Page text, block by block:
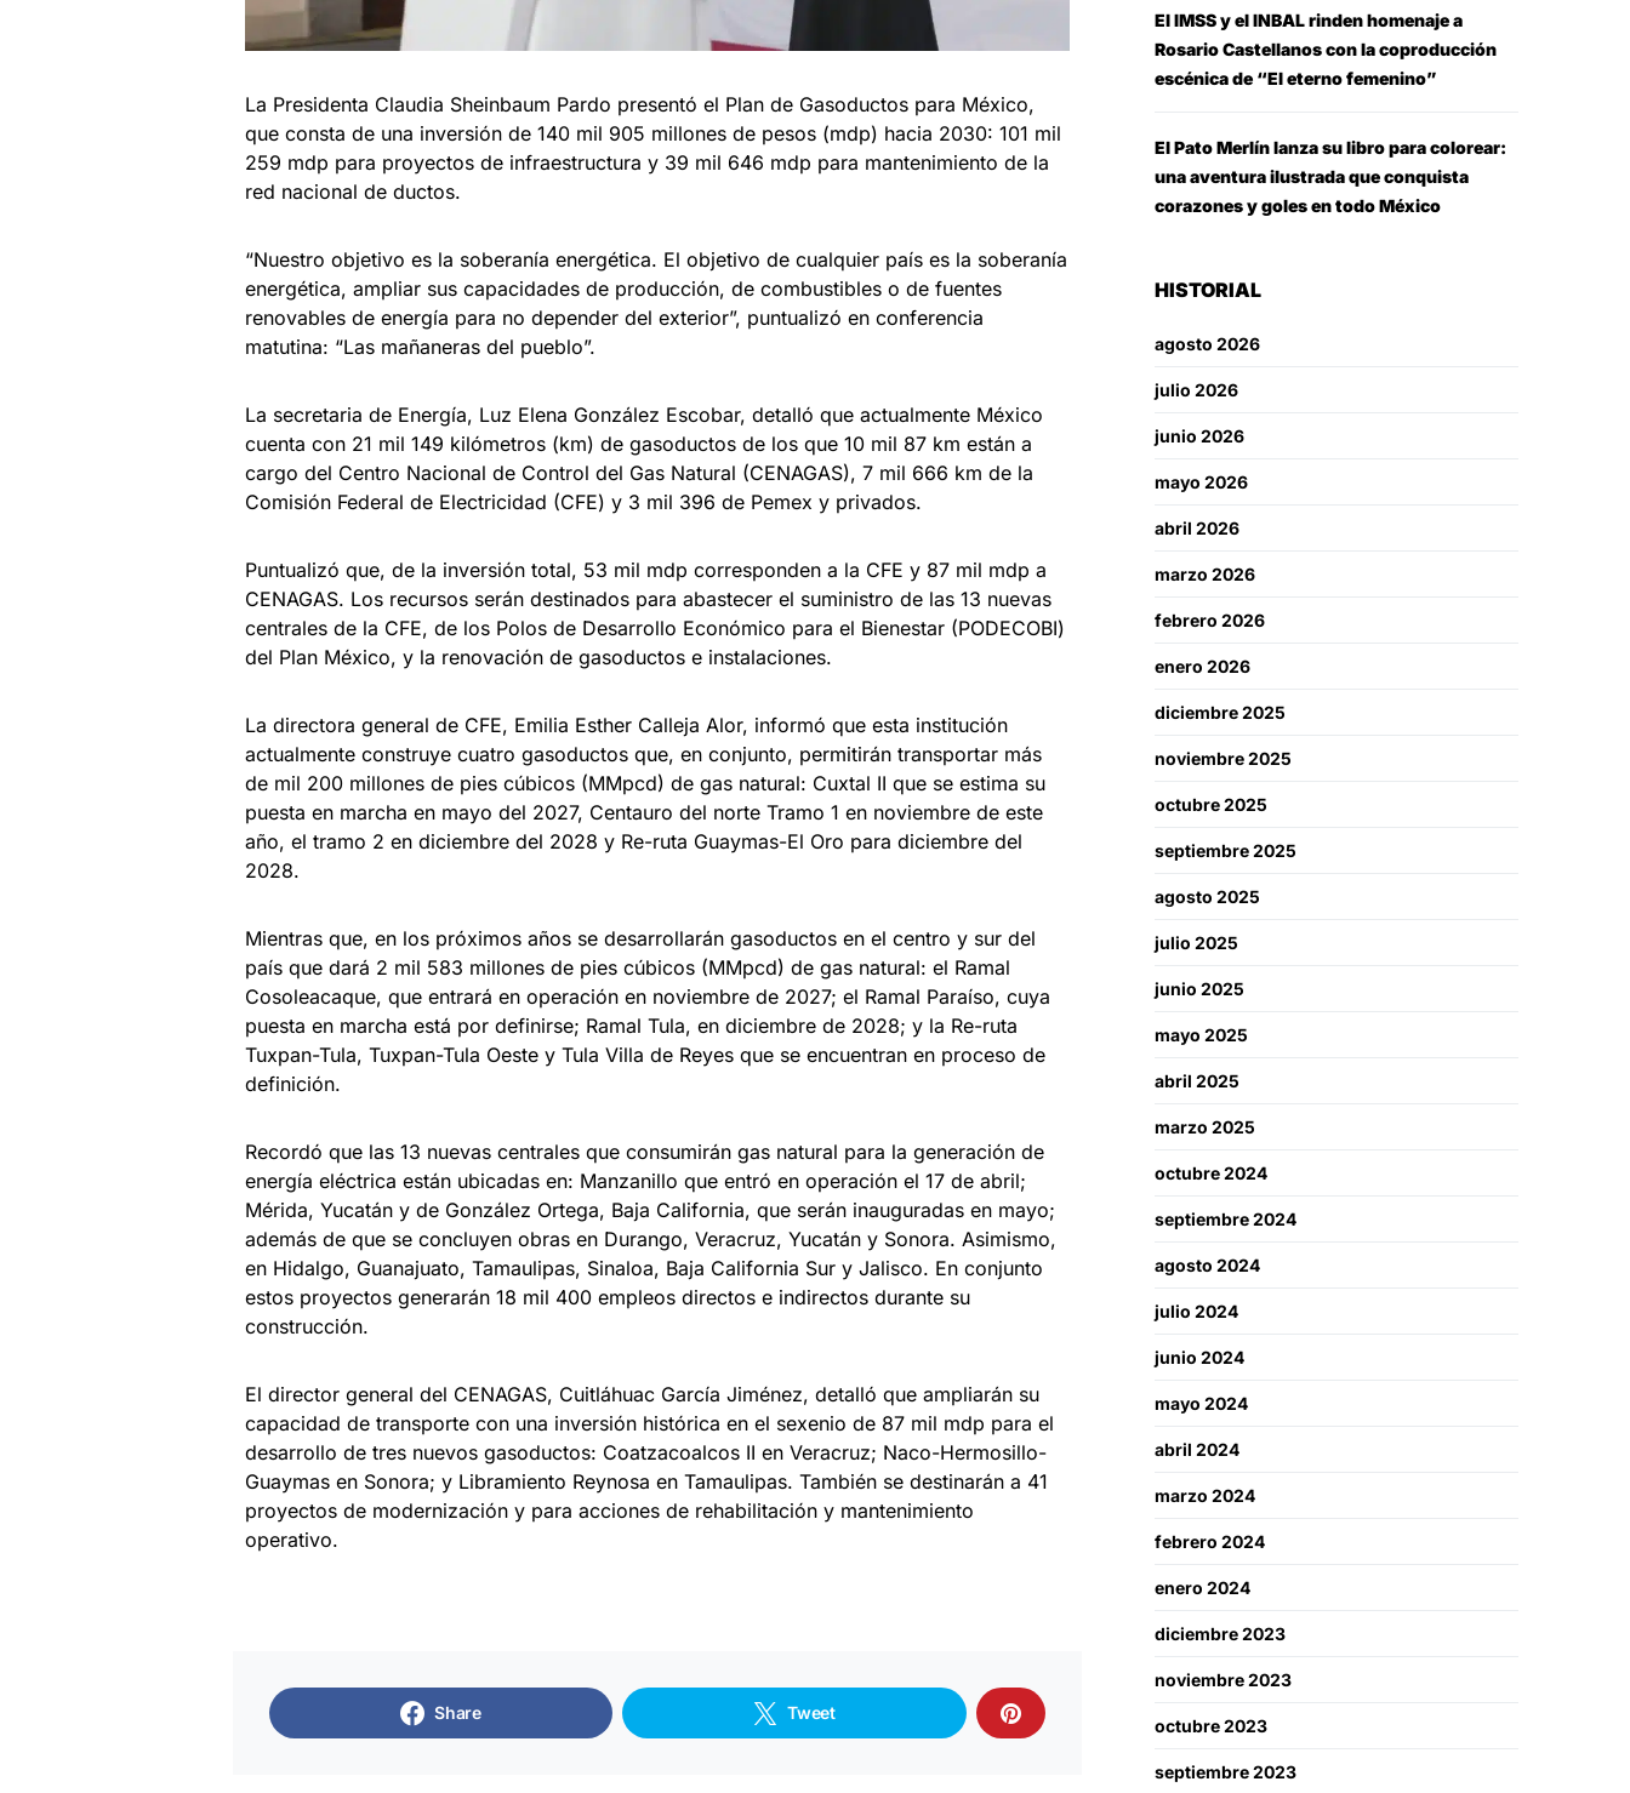
La Presidenta Claudia Sheinbaum Pardo presentó el Plan de Gasoductos para México,
que consta de una inversión de 140 mil 905 millones de pesos (mdp) hacia 2030: 101 mil
259 mdp para proyectos de infraestructura y 39 mil 646 mdp para mantenimiento de la
red nacional de ductos.
“Nuestro objetivo es la soberanía energética. El objetivo de cualquier país es la soberanía
energética, ampliar sus capacidades de producción, de combustibles o de fuentes
renovables de energía para no depender del exterior”, puntualizó en conferencia
matutina: “Las mañaneras del pueblo”.
La secretaria de Energía, Luz Elena González Escobar, detalló que actualmente México
cuenta con 21 mil 149 kilómetros (km) de gasoductos de los que 10 mil 87 km están a
cargo del Centro Nacional de Control del Gas Natural (CENAGAS), 7 mil 666 km de la
Comisión Federal de Electricidad (CFE) y 3 mil 396 de Pemex y privados.
Puntualizó que, de la inversión total, 53 mil mdp corresponden a la CFE y 87 mil mdp a
CENAGAS. Los recursos serán destinados para abastecer el suministro de las 13 nuevas
centrales de la CFE, de los Polos de Desarrollo Económico para el Bienestar (PODECOBI)
del Plan México, y la renovación de gasoductos e instalaciones.
La directora general de CFE, Emilia Esther Calleja Alor, informó que esta institución
actualmente construye cuatro gasoductos que, en conjunto, permitirán transportar más
de mil 200 millones de pies cúbicos (MMpcd) de gas natural: Cuxtal II que se estima su
puesta en marcha en mayo del 2027, Centauro del norte Tramo 1 en noviembre de este
año, el tramo 2 en diciembre del 2028 y Re-ruta Guaymas-El Oro para diciembre del
2028.
Mientras que, en los próximos años se desarrollarán gasoductos en el centro y sur del
país que dará 2 mil 583 millones de pies cúbicos (MMpcd) de gas natural: el Ramal
Cosoleacaque, que entrará en operación en noviembre de 2027; el Ramal Paraíso, cuya
puesta en marcha está por definirse; Ramal Tula, en diciembre de 2028; y la Re-ruta
Tuxpan-Tula, Tuxpan-Tula Oeste y Tula Villa de Reyes que se encuentran en proceso de
definición.
Recordó que las 13 nuevas centrales que consumirán gas natural para la generación de
energía eléctrica están ubicadas en: Manzanillo que entró en operación el 17 de abril;
Mérida, Yucatán y de González Ortega, Baja California, que serán inauguradas en mayo;
además de que se concluyen obras en Durango, Veracruz, Yucatán y Sonora. Asimismo,
en Hidalgo, Guanajuato, Tamaulipas, Sinaloa, Baja California Sur y Jalisco. En conjunto
estos proyectos generarán 18 mil 400 empleos directos e indirectos durante su
construcción.
El director general del CENAGAS, Cuitláhuac García Jiménez, detalló que ampliarán su
capacidad de transporte con una inversión histórica en el sexenio de 87 mil mdp para el
desarrollo de tres nuevos gasoductos: Coatzacoalcos II en Veracruz; Naco-Hermosillo-
Guaymas en Sonora; y Libramiento Reynosa en Tamaulipas. También se destinarán a 41
proyectos de modernización y para acciones de rehabilitación y mantenimiento
operativo.
Share Tweet
El IMSS y el INBAL rinden homenaje a
Rosario Castellanos con la coproducción
escénica de “El eterno femenino”
El Pato Merlín lanza su libro para colorear:
una aventura ilustrada que conquista
corazones y goles en todo México
HISTORIAL
agosto 2026
julio 2026
junio 2026
mayo 2026
abril 2026
marzo 2026
febrero 2026
enero 2026
diciembre 2025
noviembre 2025
octubre 2025
septiembre 2025
agosto 2025
julio 2025
junio 2025
mayo 2025
abril 2025
marzo 2025
octubre 2024
septiembre 2024
agosto 2024
julio 2024
junio 2024
mayo 2024
abril 2024
marzo 2024
febrero 2024
enero 2024
diciembre 2023
noviembre 2023
octubre 2023
septiembre 2023